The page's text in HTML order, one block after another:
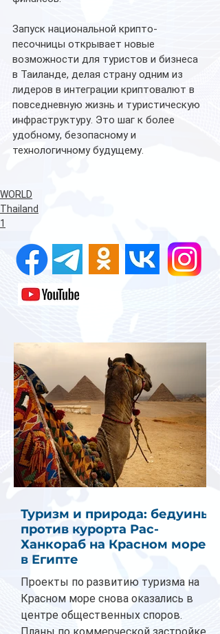
Запуск национальной крипто-
песочницы открывает новые
возможности для туристов и бизнеса
в Таиланде, делая страну одним из
лидеров в интеграции криптовалют в
повседневную жизнь и туристическую
инфраструктуру. Это шаг к более
удобному, безопасному и
технологичному будущему.
WORLD
Thailand
1
Туризм и природа: бедуины
против курорта Рас-
Ханкораб на Красном море
в Египте
Проекты по развитию туризма на
Красном море снова оказались в
центре общественных споров.